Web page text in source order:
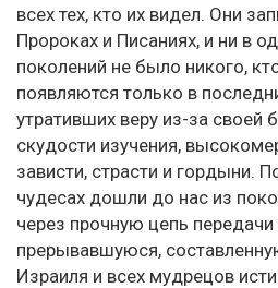
всех тех, кто их видел. Они
Пророках и Писаниях, и ни в
поколений не было никого,
появляются только в
утративших веру из-за своей
скудости изучения,
зависти, страсти и гордыни.
чудесах дошли до нас из
через прочную цепь
прерывавшуюся,
Израиля и всех мудрецов